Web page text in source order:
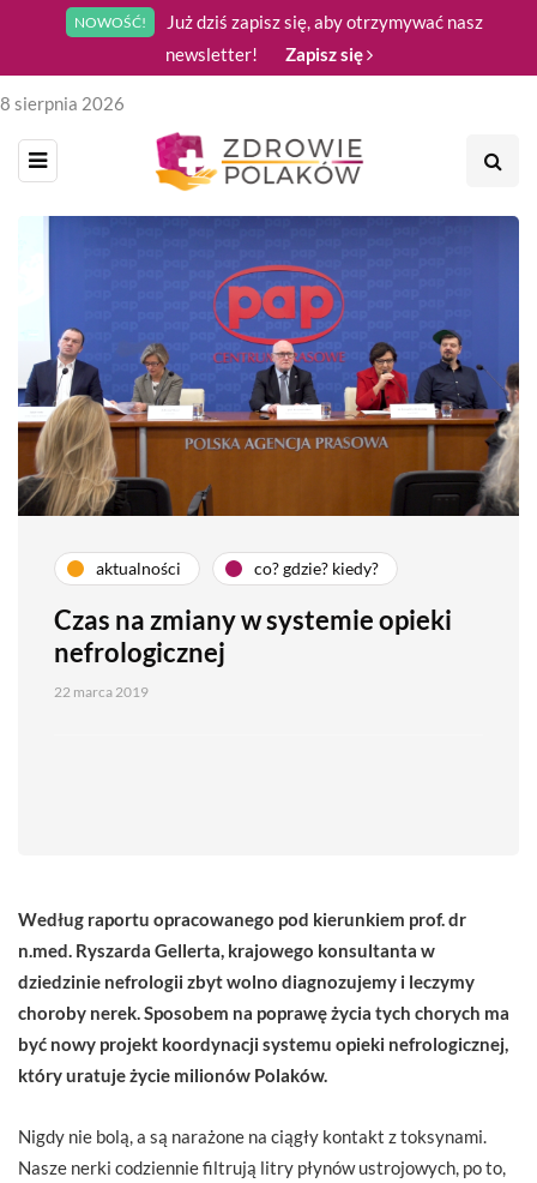
NOWOŚĆ!
Już dziś zapisz się, aby otrzymywać nasz
newsletter!
Zapisz się
8 sierpnia 2026
aktualności co? gdzie? kiedy?
Czas na zmiany w systemie opieki
nefrologicznej
22 marca 2019
Według raportu opracowanego pod kierunkiem prof. dr
n.med. Ryszarda Gellerta, krajowego konsultanta w
dziedzinie nefrologii zbyt wolno diagnozujemy i leczymy
choroby nerek. Sposobem na poprawę życia tych chorych ma
być nowy projekt koordynacji systemu opieki nefrologicznej,
który uratuje życie milionów Polaków.
Nigdy nie bolą, a są narażone na ciągły kontakt z toksynami.
Nasze nerki codziennie filtrują litry płynów ustrojowych, po to,